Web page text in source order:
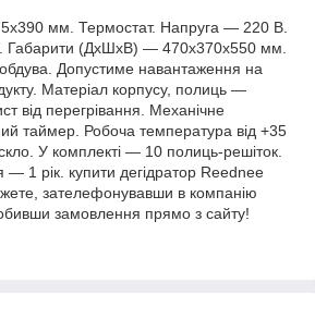
мм. Термостат. Напруга — 220 В.
Габарити (ДхШхВ) — 470х370х550 мм.
Допустиме навантаження на
Матеріал корпусу, полиць —
від перегрівання. Механічне
таймер. Робоча температура від +35
У комплекті — 10 полиць-решіток.
— 1 рік. купити дегідратор Reednee
зателефонувавши в компанію
замовлення прямо з сайту!